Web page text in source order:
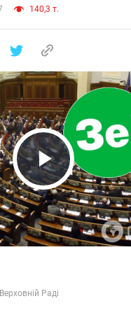
140,3 т.
Play